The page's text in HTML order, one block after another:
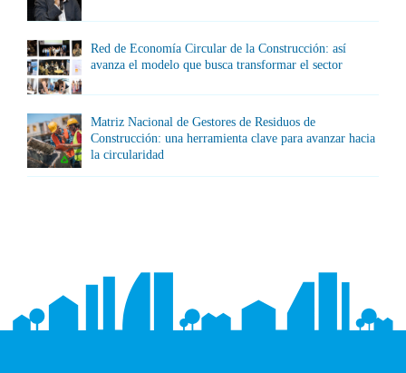
Red de Economía Circular de la Construcción: así
avanza el modelo que busca transformar el sector
Matriz Nacional de Gestores de Residuos de
Construcción: una herramienta clave para avanzar hacia
la circularidad